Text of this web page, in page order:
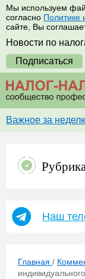
Мы используем
согласно Политике
сайте, Вы
Новости по
Подписаться
Важное за
Наш
Главная /